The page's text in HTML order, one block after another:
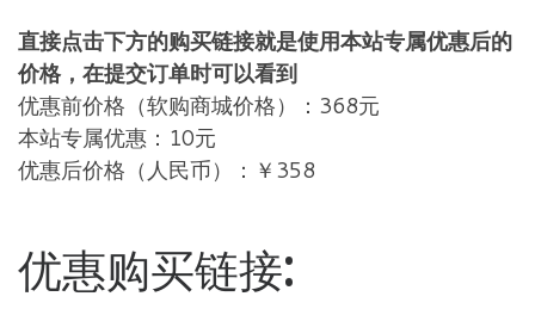
直接点击下方的购买链接就是使用本站专属优惠后的
价格，在提交订单时可以看到
优惠前价格（软购商城价格）：368元
本站专属优惠：10元
优惠后价格（人民币）：￥358
优惠购买链接: